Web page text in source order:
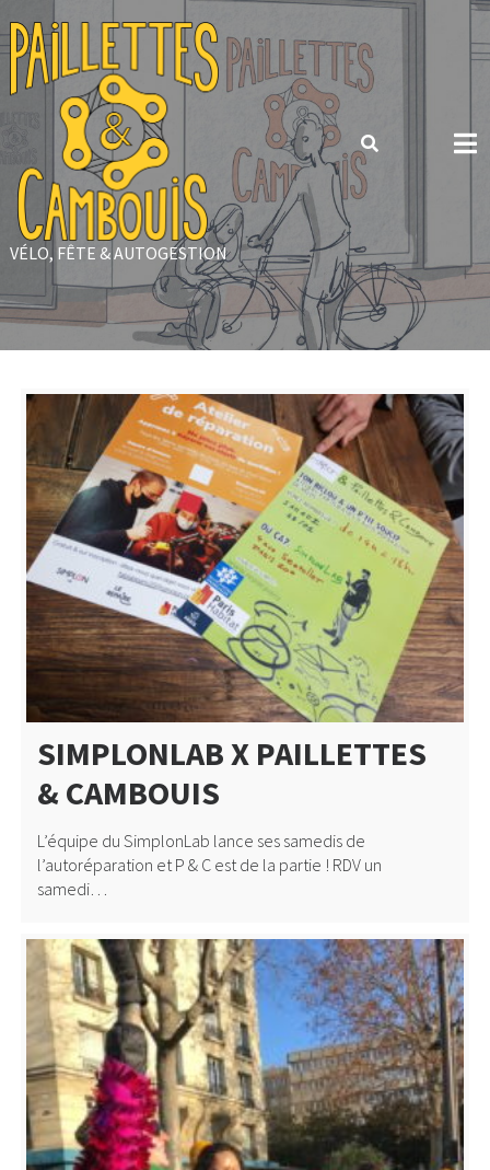
to
content
VÉLO, FÊTE & AUTOGESTION
SIMPLONLAB X PAILLETTES
& CAMBOUIS
L’équipe du SimplonLab lance ses samedis de
l’autoréparation et P & C est de la partie ! RDV un
samedi…